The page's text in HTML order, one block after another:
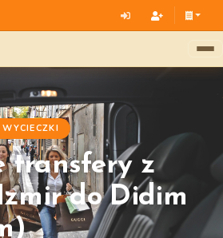
transfery z
do Didim